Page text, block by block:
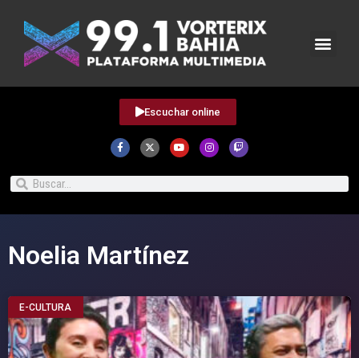
Escuchar online
Noelia Martínez
E-CULTURA